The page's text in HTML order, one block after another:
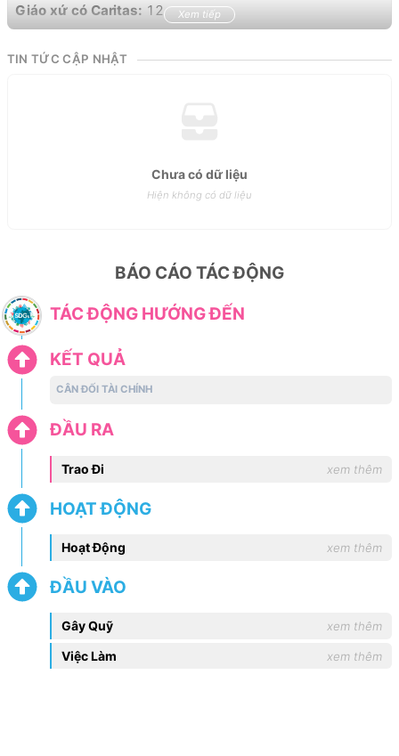
Giáo xứ có Caritas: 12 Xem tiếp
TIN TỨC CẬP NHẬT
Chưa có dữ liệu
Hiện không có dữ liệu
BÁO CÁO TÁC ĐỘNG
TÁC ĐỘNG HƯỚNG ĐẾN
KẾT QUẢ
CÂN ĐỐI TÀI CHÍNH
ĐẦU RA
Trao Đi xem thêm
HOẠT ĐỘNG
Hoạt Động xem thêm
ĐẦU VÀO
Gây Quỹ xem thêm
Việc Làm xem thêm